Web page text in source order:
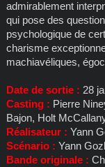
admirablement
qui pose des
psychologique de
charisme
machiavéliques,
Date de sortie : 28
Casting : Pierre
Bajon, Holt
Réalisateur : Yann
Scénario : Yann
Bande originale :